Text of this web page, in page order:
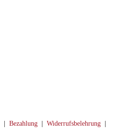
|Bezahlung |Widerrufsbelehrung